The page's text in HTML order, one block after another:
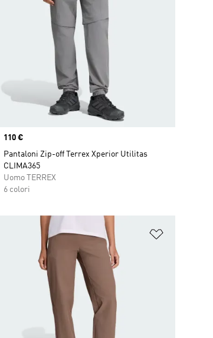
Price
110 €
Pantaloni Zip-off Terrex Xperior Utilitas
CLIMA365
Uomo TERREX
6 colori
alla lista dei desideri